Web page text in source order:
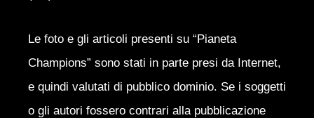
Le foto e gli articoli presenti su “Pianeta
Champions” sono stati in parte presi da Internet,
e quindi valutati di pubblico dominio. Se i soggetti
o gli autori fossero contrari alla pubblicazione